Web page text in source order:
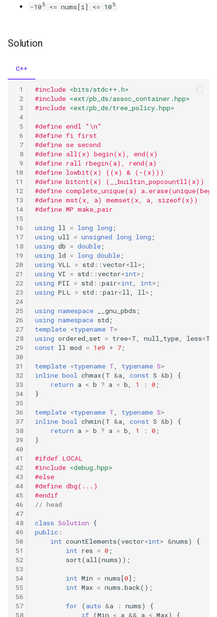
27.remove-element
31.next-permutation
32.longest-valid-parentheses
34.find-first-and-last-
position-of-element-in-
sorted-array
35.search-insert-position
41.first-missing-positive
43.multiply-strings
44.wildcard-matching
46.permutations
47.permutations-ii
49.group-anagrams
50.powx-n
51.n-queens
52.n-queens-ii
53.maximum-subarray
55.jump-game
58.length-of-last-word
60.permutation-sequence
62.unique-paths
67.add-binary
69.sqrtx
70.climbing-stairs
73.set-matrix-zeroes
74
73
36
34
33
24
-10 5 <= nums[i] <= 10 5
Solution
C++
#include <bits/stdc++.h>
#include <ext/pb_ds/assoc_container.hpp>
#include <ext/pb_ds/tree_policy.hpp>
#define endl "\n"
#define fi first
#define se second
#define all(x) begin(x), end(x)
#define rall rbegin(a), rend(a)
#define lowbit(x) ((x) & (-(x)))
#define bitcnt(x) (__builtin_popcountll(x))
#define complete_unique(a)
#define mst(x, a) memset(x, a, sizeof(x))
#define MP make_pair
using ll = long long ;
using ull = unsigned long long ;
using db = double ;
using ld = long double ;
using VLL = std ::vector<ll > ;
using VI = std ::vector<int> ;
using PII = std ::pair<int int> ;
using PLL = std ::pair<ll ll > ;
using namespace __gnu_pbds ;
using namespace std ;
template <typename T>
using ordered_set = tree<T null_type less<T
const ll mod = 1e9 + 7 ;
template <typename T typename S>
inline bool chmax(T &a const S &b)
{
return a < b ? a = b 1 : 0 ;
}
template <typename T typename S>
inline bool chmin(T &a const S &b)
{
return a > b ? a = b 1 : 0 ;
}
#ifdef LOCAL
#include <debug.hpp>
#else
#define dbg(...)
#endif
// head
class Solution
{
public :
int countElements(vector<int> &nums)
{
int res = 0 ;
sort(all (nums));
int Min = nums[0];
int Max = nums .back();
for (auto &a : nums)
{
if (Min < a && a < Max)
{